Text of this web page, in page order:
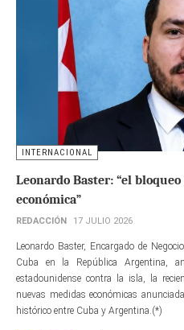
INTERNACIONAL
Leonardo Baster: “el
económica”
REDACCIÓN 17 JULIO 2026
Leonardo Baster, Encargado de
Cuba en la República Argentina,
estadounidense contra la isla, la
nuevas medidas económicas
histórico entre Cuba y Argentina.(*)